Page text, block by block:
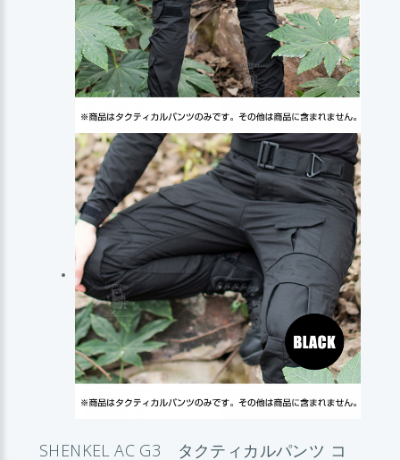
SHENKEL AC G3 タクティカルパンツ コ